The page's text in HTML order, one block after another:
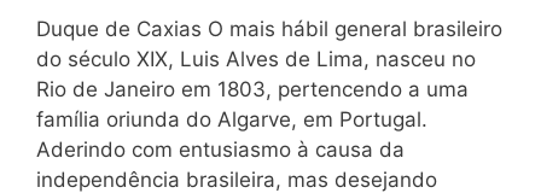
Duque de Caxias O mais hábil general brasileiro
do século XIX, Luis Alves de Lima, nasceu no
Rio de Janeiro em 1803, pertencendo a uma
famí­lia oriunda do Algarve, em Portugal.
Aderindo com entusiasmo à causa da
independência brasileira, mas desejando